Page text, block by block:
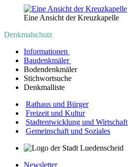
Eine Ansicht der Kreuzkapelle
Denkmalschutz
Informationen
Baudenkmäler
Bodendenkmäler
Stichwortsuche
Denkmalliste
Rathaus und Bürger
Freizeit und Kultur
Stadtentwicklung und Wirtschaft
Gemeinschaft und Soziales
Newsletter